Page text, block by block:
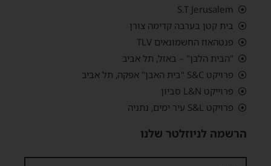
S.T Jerusalem
בית קטן בערבה קדימה צורן
פנטהאוז החשמונאים TLV
"הבית הלבן" – באזל, תל אביב
פרויקט S&C "בית האבן" אפקה, תל אביב
פרוייקט L&N סביון
פרויקט S&L עיר ימים, נתניה
הרשמה לניוזלטר שלנו